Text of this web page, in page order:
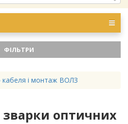
ФІЛЬТРИ
кабеля і монтаж ВОЛЗ
оптичних